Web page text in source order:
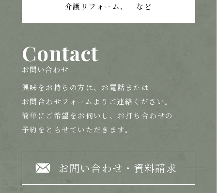
介護リフォーム、 など
Contact
お問い合わせ
興味をお持ちの方は、 お電話または
お問合わせフォームよりご連絡ください。
簡単にご希望をお伺いし、お打ち合わせの
予約をとらせていただきます。
お問い合わせ・資料請求